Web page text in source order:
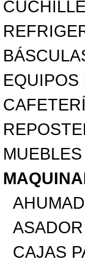
EQUIPOS
CAJAS